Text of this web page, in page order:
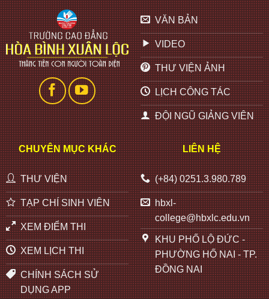
VĂN BẢN
VIDEO
THƯ VIỆN ẢNH
LỊCH CÔNG TÁC
ĐỘI NGŨ GIẢNG VIÊN
CHUYÊN MỤC KHÁC
THƯ VIỆN
TẠP CHÍ SINH VIÊN
XEM ĐIỂM THI
XEM LỊCH THI
CHÍNH SÁCH SỬ
DỤNG APP
LIÊN HỆ
(+84) 0251.3.980.789
hbxl-
college@hbxlc.edu.vn
KHU PHỐ LỘ ĐỨC -
PHƯỜNG HỐ NAI - TP.
ĐỒNG NAI